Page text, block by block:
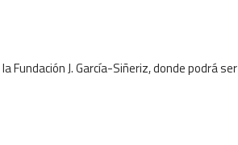
J. García-Siñeriz, donde podrá ser